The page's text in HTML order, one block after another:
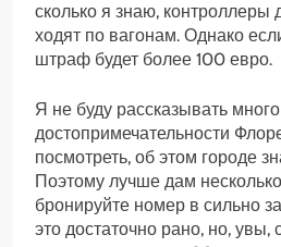
сколько я знаю, контроллеры
ходят по вагонам. Однако
штраф будет более 100 евро.
Я не буду рассказывать
достопримечательности
посмотреть, об этом городе
Поэтому лучше дам
бронируйте номер в сильно
это достаточно рано, но, увы,